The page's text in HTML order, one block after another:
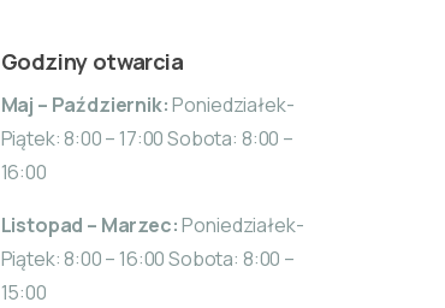
Godziny otwarcia
Maj – Październik:Poniedziałek-
Piątek: 8:00 – 17:00 Sobota: 8:00 –
16:00
Listopad – Marzec:Poniedziałek-
Piątek: 8:00 – 16:00 Sobota: 8:00 –
15:00